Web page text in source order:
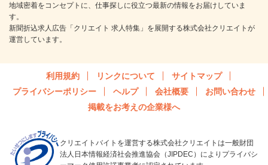
地域密着をコンセプトに、仕事探しに役立つ最新の情報をお届けしていま
す。
新聞折込求人広告「クリエイト 求人特集」を展開する株式会社クリエイトが
運営しています。
利用規約 リンクについて
サイトマップ
プライバシーポリシー
ヘルプ 会社概要
お問い合わせ
掲載をお考えの企業様へ
クリエイトバイトを運営する株式会社クリエイトは一般財団
法人日本情報経済社会推進協会（JIPDEC）によりプライバシ